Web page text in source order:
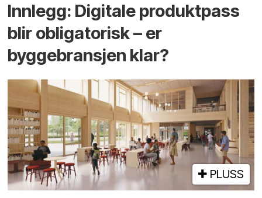
Innlegg: Digitale produktpass
blir obligatorisk – er
byggebransjen klar?
PLUSS